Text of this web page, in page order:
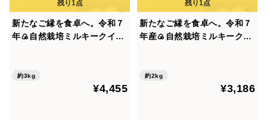
◇子どもたちへ未来をつなぐ「こだわり」
私たちは、自然とともに歩みながら、この地域の未来
を育てていきたい。江戸時代から伝わる知恵を大切にし
しっかりとつないでいきます。
新たなご縁を食卓へ。令和７
年🍙自然栽培ミルキークイー
料ともに不使用！
約3kg
¥4,455
新たなご縁を食卓へ。令和７
年産🍙自然栽培ミルキークイ
肥料ともに不使用！
約2kg
¥3,186